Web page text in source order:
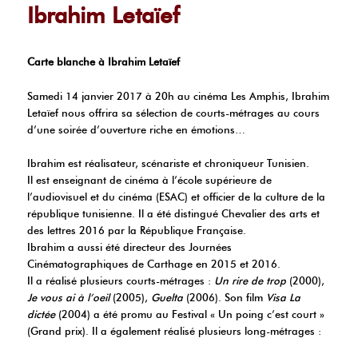
Ibrahim Letaïef
Carte blanche à Ibrahim Letaïef
Samedi 14 janvier 2017 à 20h au cinéma Les Amphis, Ibrahim
Letaïef nous offrira sa sélection de courts-métrages au cours
d’une soirée d’ouverture riche en émotions…
Ibrahim est réalisateur, scénariste et chroniqueur Tunisien.
Il est enseignant de cinéma à l’école supérieure de
l’audiovisuel et du cinéma (ESAC) et officier de la culture de la
république tunisienne. Il a été distingué Chevalier des arts et
des lettres 2016 par la République Française.
Ibrahim a aussi été directeur des Journées
Cinématographiques de Carthage en 2015 et 2016.
Il a réalisé plusieurs courts-métrages : Un rire de trop (2000),
Je vous ai à l’oeil(2005), Guelta (2006). Son film Visa La
dictée(2004) a été promu au Festival « Un poing c’est court »
(Grand prix). Il a également réalisé plusieurs long-métrages :